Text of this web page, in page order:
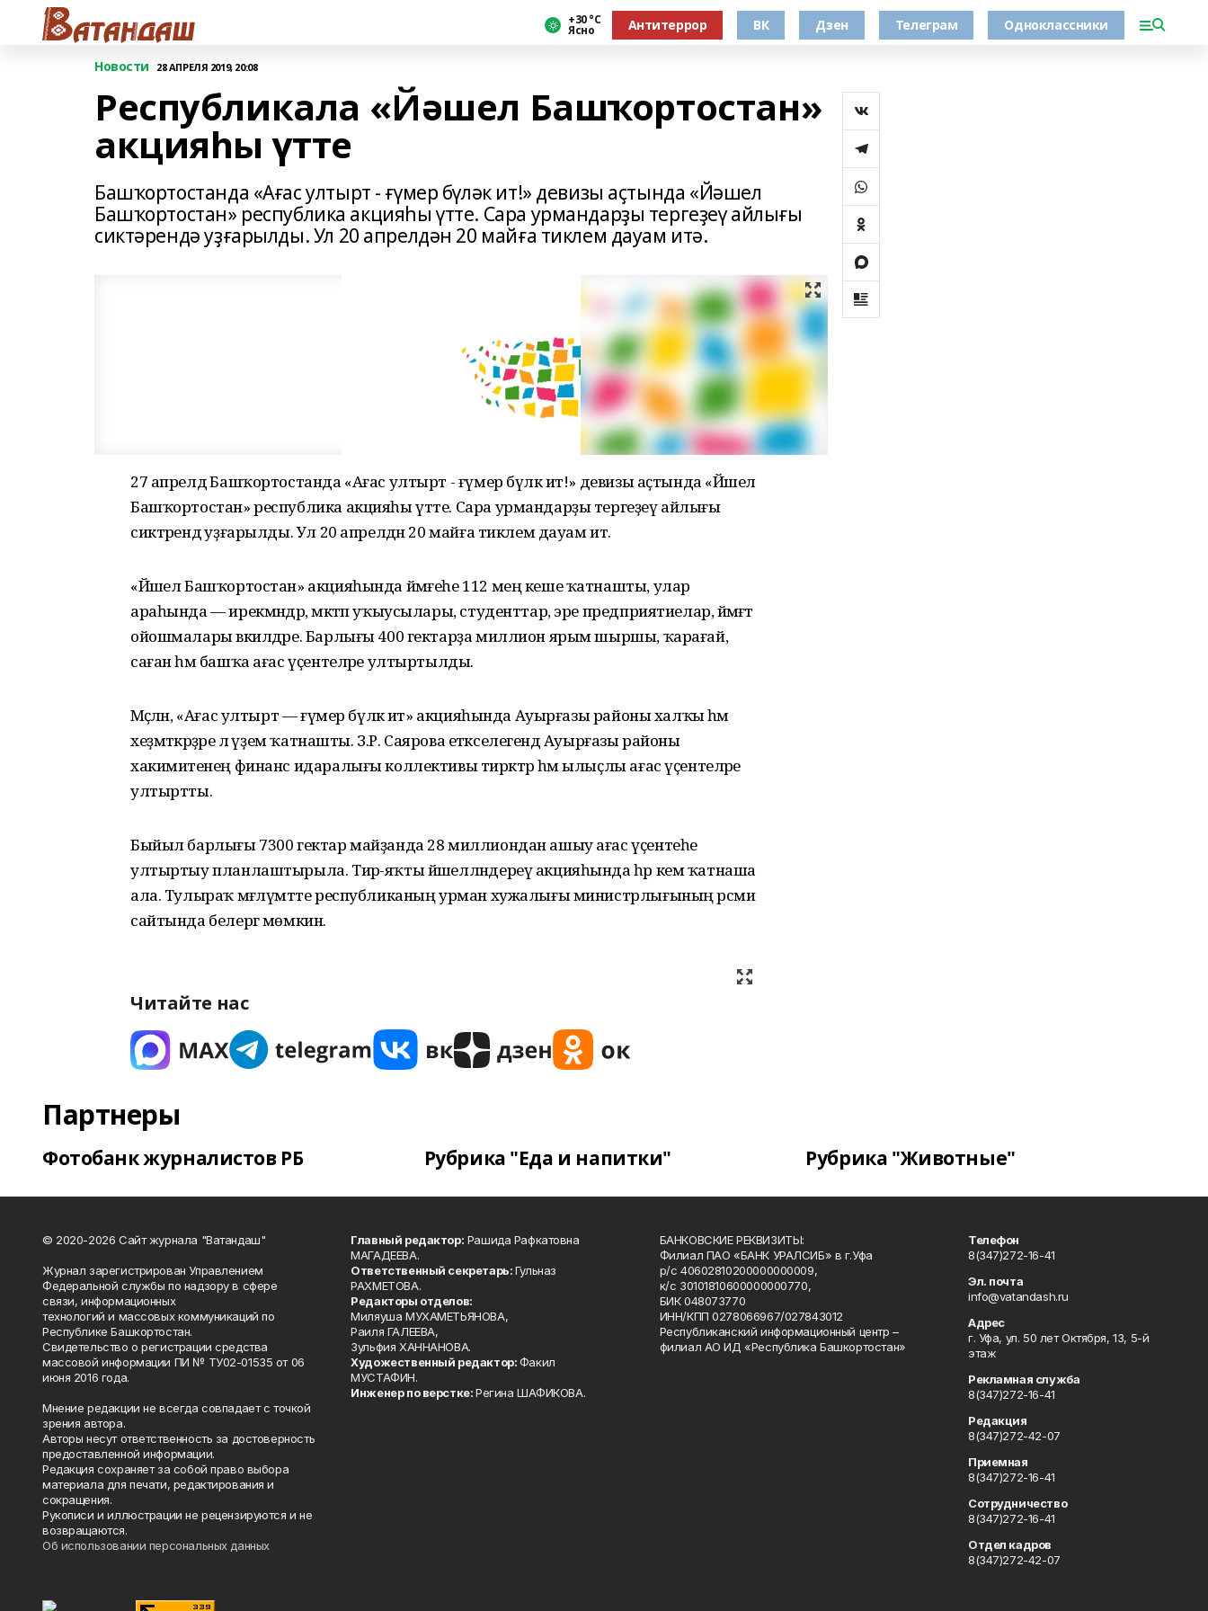
+30 °С
Ясно Антитеррор ВК Дзен Телеграм Одноклассники
Новости 28 АПРЕЛЯ 2019, 20:08
Республикала «Йәшел Башҡортостан»
акцияһы үтте
Башҡортостанда «Ағас ултырт - ғүмер бүләк ит!» девизы аҫтында «Йәшел
Башҡортостан» республика акцияһы үтте. Сара урмандарҙы тергеҙеү айлығы
сиктәрендә уҙғарылды. Ул 20 апрелдән 20 майға тиклем дауам итә.
27 апрелдә Башҡортостанда «Ағас ултырт - ғүмер бүләк ит!» девизы аҫтында «Йәшел
Башҡортостан» республика акцияһы үтте. Сара урмандарҙы тергеҙеү айлығы
сиктәрендә уҙғарылды. Ул 20 апрелдән 20 майға тиклем дауам итә.
«Йәшел Башҡортостан» акцияһында йәмғеһе 112 мең кеше ҡатнашты, улар
араһында — ирекмәндәр, мәктәп уҡыусылары, студенттар, эре предприятиелар, йәмәғәт
ойошмалары вәкилдәре. Барлығы 400 гектарҙа миллион ярым шыршы, ҡарағай,
саған һәм башҡа ағас үҫентеләре ултыртылды.
Мәҫәлән, «Ағас ултырт — ғүмер бүләк ит» акцияһында Ауырғазы районы халҡы һәм
хеҙмәткәрҙәре лә әүҙем ҡатнашты. З.Р. Саярова етәкселегендә Ауырғазы районы
хакимиәтенең финанс идаралығы коллективы тирәктәр һәм ылыҫлы ағас үҫентеләре
ултыртты.
Быйыл барлығы 7300 гектар майҙанда 28 миллиондан ашыу ағас үҫентеһе
ултыртыу планлаштырыла. Тирә-яҡты йәшелләндереү акцияһында һәр кем ҡатнаша
ала. Тулыраҡ мәғлүмәтте республиканың урман хужалығы министрлығының рәсми
сайтында белергә мөмкин.
Читайте нас
Партнеры
Фотобанк журналистов РБ Рубрика "Еда и напитки" Рубрика "Животные"
© 2020-2026 Сайт журнала "Ватандаш"
Журнал зарегистрирован Управлением
Федеральной службы по надзору в сфере
связи, информационных
технологий и массовых коммуникаций по
Республике Башкортостан.
Свидетельство о регистрации средства
массовой информации ПИ № ТУ02-01535 от 06
июня 2016 года.
Мнение редакции не всегда совпадает с точкой
зрения автора.
Авторы несут ответственность за достоверность
предоставленной информации.
Редакция сохраняет за собой право выбора
материала для печати, редактирования и
сокращения.
Рукописи и иллюстрации не рецензируются и не
возвращаются.
Об использовании персональных данных
Главный редактор: Рашида Рафкатовна
МАГАДЕЕВА.
Ответственный секретарь:Гульназ
РАХМЕТОВА.
Редакторы отделов:
Миляуша МУХАМЕТЬЯНОВА,
Раиля ГАЛЕЕВА,
Зульфия ХАННАНОВА.
Художественный редактор:Факил
МУСТАФИН.
Инженер по верстке:Регина ШАФИКОВА.
БАНКОВСКИЕ РЕКВИЗИТЫ:
Филиал ПАО «БАНК УРАЛСИБ» в г.Уфа
р/с 40602810200000000009,
к/с 30101810600000000770,
БИК 048073770
ИНН/КПП 0278066967/027843012
Республиканский информационный центр –
филиал АО ИД «Республика Башкортостан»
Телефон
8(347)272-16-41
Эл. почта
info@vatandash.ru
Адрес
г. Уфа, ул. 50 лет Октября, 13, 5-й
этаж
Рекламная служба
8(347)272-16-41
Редакция
8(347)272-42-07
Приемная
8(347)272-16-41
Сотрудничество
8(347)272-16-41
Отдел кадров
8(347)272-42-07